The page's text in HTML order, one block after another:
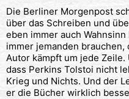
Die Berliner Morgenpost
über das Schreiben und
eben immer auch
immer jemanden
Autor kämpft um jede
dass Perkins Tolstoi nicht
Krieg und Nichts. Und der
er die Bücher wirklich